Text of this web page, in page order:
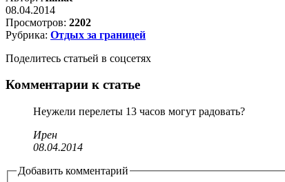
08.04.2014
Просмотров: 2202
Рубрика: Отдых за границей
Поделитесь статьей в соцсетях
Комментарии к статье
Неужели перелеты 13 часов могут радовать?
Ирен
08.04.2014
Добавить комментарий